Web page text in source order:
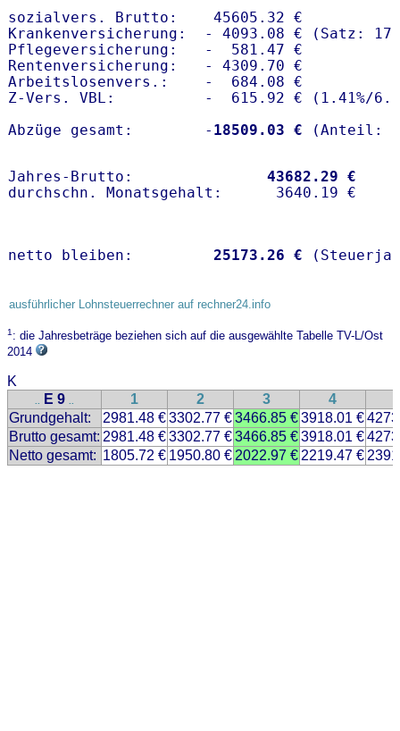
sozialvers. Brutto:    45605.32 €
Krankenversicherung:  - 4093.08 € (Satz:
Pflegeversicherung:   -  581.47 €
Rentenversicherung:   - 4309.70 €
Arbeitslosenvers.:    -  684.08 €
Z-Vers. VBL:          -  615.92 € ( 1.41%/
Abzüge gesamt:        - 18509.03 €
Jahres-Brutto: 43682.29 €
netto bleiben: 25173.26 €
ausführlicher Lohnsteuerrechner auf rechner24.info
1: die Jahresbeträge beziehen sich auf die ausgewählte Tabelle TV-L/Ost
2014
K
.. E 9 .. 1 2 3 4
Grundgehalt:
2981.48 €3302.77 €3466.85 €3918.01 €
Brutto gesamt: 2981.48 €3302.77 €3466.85 €3918.01 €
Netto gesamt: 1805.72 € 1950.80 € 2022.97 € 2219.47 €